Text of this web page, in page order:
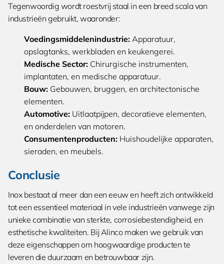
Tegenwoordig wordt roestvrij staal in een breed scala van
industrieën gebruikt, waaronder:
Voedingsmiddelenindustrie: Apparatuur,
opslagtanks, werkbladen en keukengerei.
Medische Sector: Chirurgische instrumenten,
implantaten, en medische apparatuur.
Bouw: Gebouwen, bruggen, en architectonische
elementen.
Automotive: Uitlaatpijpen, decoratieve elementen,
en onderdelen van motoren.
Consumentenproducten: Huishoudelijke apparaten,
sieraden, en meubels.
Conclusie
Inox bestaat al meer dan een eeuw en heeft zich ontwikkeld
tot een essentieel materiaal in vele industrieën vanwege zijn
unieke combinatie van sterkte, corrosiebestendigheid, en
esthetische kwaliteiten. Bij Alinco maken we gebruik van
deze eigenschappen om hoogwaardige producten te
leveren die duurzaam en betrouwbaar zijn.